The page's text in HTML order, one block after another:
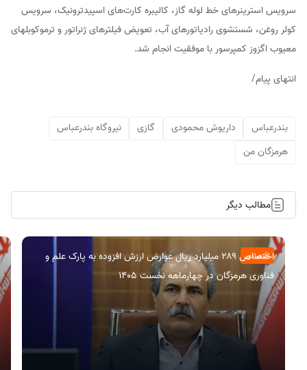
سرویس استرینرهای خط لوله گاز، کالیبره کارت‌های اسپیدترونیک، سرویس
کولر روغن، شستشوی رادیاتورهای آب، تعویض فیلترهای ژنراتور و ترموکوبلهای
معیوب اگزوز کمپرسور با موفقیت انجام شد.
انتهای پیام/
بندرعباس داریوش محمودی گازی
نیروگاه بندرعباس
هرمزگان من
مطالب دیگر
اقتصادی
اختصاص ۲۸۹ میلیارد ریال عوارض ارزش افزوده به پارک علم و
فناوری هرمزگان در چهارماهه نخست ۱۴۰۵